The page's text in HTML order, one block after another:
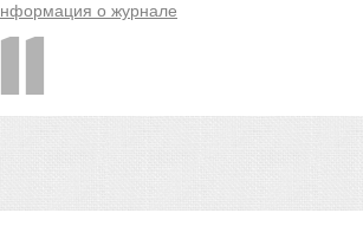
о журнале